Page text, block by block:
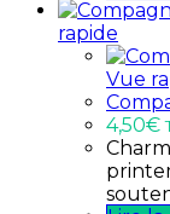
rapide
Vue
4,50€